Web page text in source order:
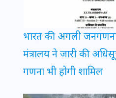
भारत की अगली
मंत्रालय ने जारी की
गणना भी होगी शामिल